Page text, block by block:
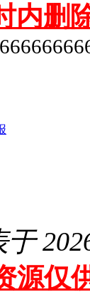
内删
源仅